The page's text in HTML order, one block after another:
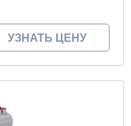
УЗНАТЬ ЦЕНУ